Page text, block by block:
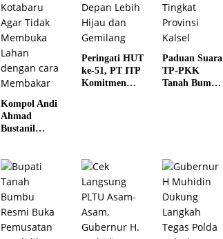
Kompol Andi
Ahmad
Bustanil
Kotabaru Agar
Tidak
Membuka
Lahan dengan
cara
Membakar
Peringati HUT
ke-51, PT ITP
Komitmen
Paduan Suara
TP-PKK
Tanah Bumbu